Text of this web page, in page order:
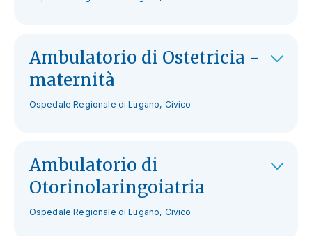
Ambulatorio di Ostetricia -
maternità
Ospedale Regionale di Lugano, Civico
Ambulatorio di
Otorinolaringoiatria
Ospedale Regionale di Lugano, Civico